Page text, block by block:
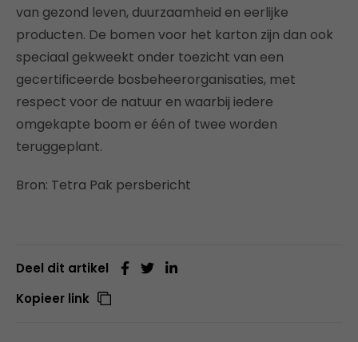
van gezond leven, duurzaamheid en eerlijke
producten. De bomen voor het karton zijn dan ook
speciaal gekweekt onder toezicht van een
gecertificeerde bosbeheerorganisaties, met
respect voor de natuur en waarbij iedere
omgekapte boom er één of twee worden
teruggeplant.
Bron: Tetra Pak persbericht
Deel dit artikel
Kopieer link